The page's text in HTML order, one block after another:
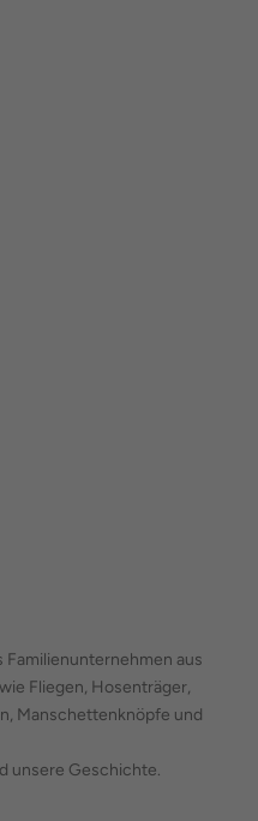
Familienunternehmen aus
Fliegen, Hosenträger,
Manschettenknöpfe und
unsere Geschichte.